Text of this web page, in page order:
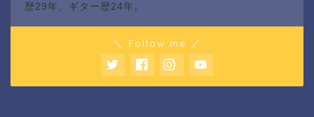
歴29年、ギター歴24年。
＼ Follow me ／